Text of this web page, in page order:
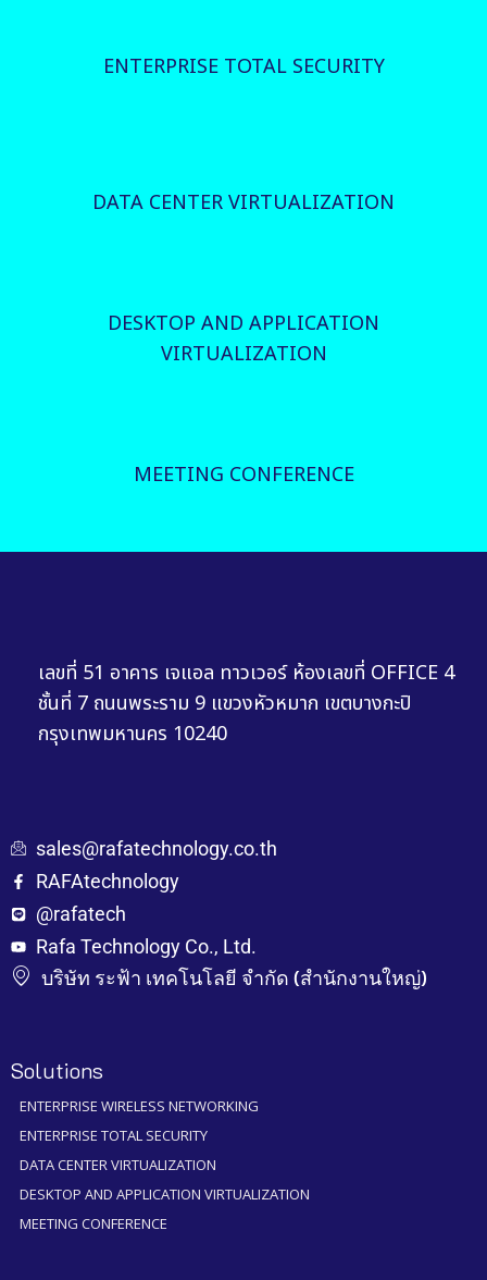
ENTERPRISE TOTAL SECURITY
DATA CENTER VIRTUALIZATION
DESKTOP AND APPLICATION
VIRTUALIZATION
MEETING CONFERENCE
เลขที่ 51 อาคาร เจแอล ทาวเวอร์ ห้องเลขที่ OFFICE 4
ชั้นที่ 7 ถนนพระราม 9 แขวงหัวหมาก เขตบางกะปิ
กรุงเทพมหานคร 10240
sales@rafatechnology.co.th
RAFAtechnology
@rafatech
Rafa Technology Co., Ltd.
บริษัท ระฟ้า เทคโนโลยี จำกัด (สำนักงานใหญ่)
Solutions
ENTERPRISE WIRELESS NETWORKING
ENTERPRISE TOTAL SECURITY
DATA CENTER VIRTUALIZATION
DESKTOP AND APPLICATION VIRTUALIZATION
MEETING CONFERENCE